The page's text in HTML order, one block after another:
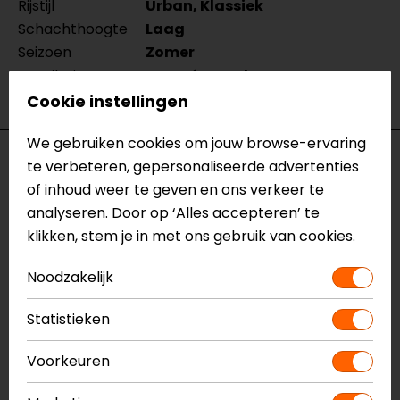
Rijstijl
Urban, Klassiek
Schachthoogte
Laag
Seizoen
Zomer
Ventilatie
Geperforeerd
Waterdicht
Nee
Reviews (6)
01-07-2026
geen toelichting gegeven
- Van 't Hof
29-04-2026
Cookie instellingen
We gebruiken cookies om jouw browse-ervaring
te verbeteren, gepersonaliseerde advertenties
of inhoud weer te geven en ons verkeer te
analyseren. Door op ‘Alles accepteren’ te
klikken, stem je in met ons gebruik van cookies.
Noodzakelijk
Statistieken
Voorkeuren